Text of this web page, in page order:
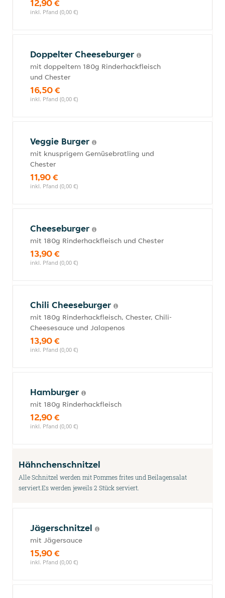
12,90 €
inkl. Pfand (0,00 €)
Doppelter Cheeseburger
mit doppeltem 180g Rinderhackfleisch
und Chester
16,50 €
inkl. Pfand (0,00 €)
Veggie Burger
mit knusprigem Gemüsebratling und
Chester
11,90 €
inkl. Pfand (0,00 €)
Cheeseburger
mit 180g Rinderhackfleisch und Chester
13,90 €
inkl. Pfand (0,00 €)
Chili Cheeseburger
mit 180g Rinderhackfleisch, Chester, Chili-
Cheesesauce und Jalapenos
13,90 €
inkl. Pfand (0,00 €)
Hamburger
mit 180g Rinderhackfleisch
12,90 €
inkl. Pfand (0,00 €)
Hähnchenschnitzel
Alle Schnitzel werden mit Pommes frites und Beilagensalat
serviert.Es werden jeweils 2 Stück serviert.
Jägerschnitzel
mit Jägersauce
15,90 €
inkl. Pfand (0,00 €)